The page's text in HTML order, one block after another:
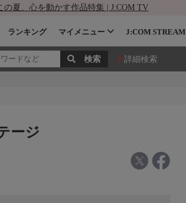
の夏、心を動かす作品特集 | J:COM TV
ランキング マイメニュー J:COM STREAM
詳細検索
ージ